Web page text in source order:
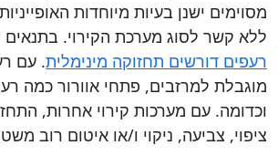
מסוימים ישנן בעיות מיוחדות
ללא קשר לסוג מערכת הקירוי. בתנאים
רעפים דורשים תחזוקה מינימלית. עם
מוגבלת למרזבים, פתחי אוורור כמה
וכדומה. עם מערכות קירוי אחרות,
ציפוי, צביעה, ניקוי ו/או איטום רוב